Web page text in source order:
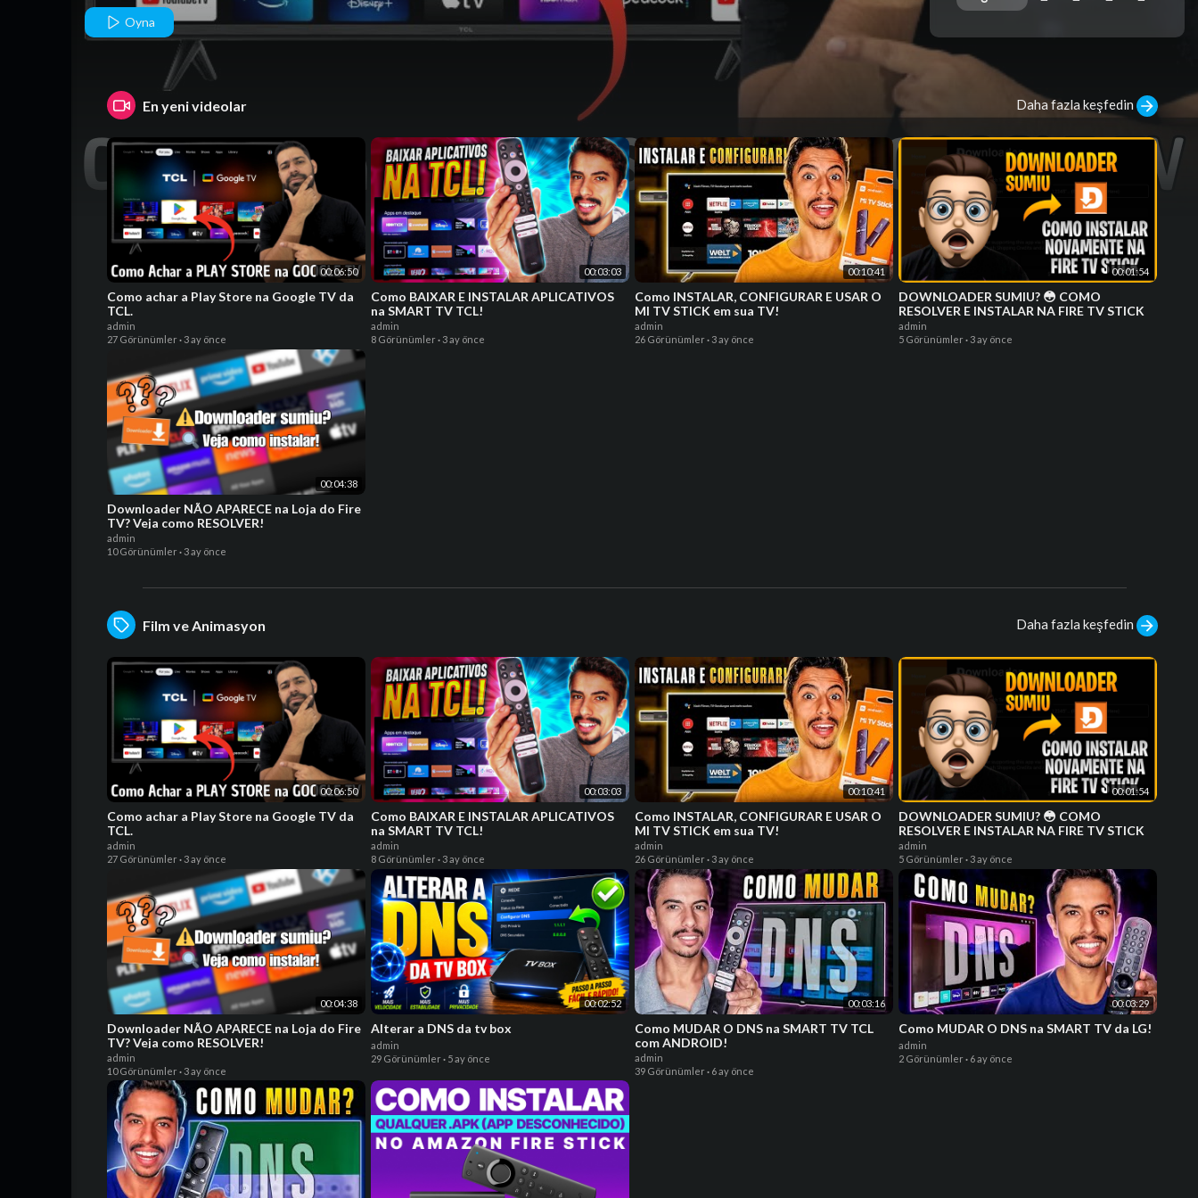
TCL.
Oyna
En yeni videolar Daha fazla keşfedin
00:06:50
Como achar a Play Store na Google TV da
TCL.
admin
27 Görünümler· 3 ay önce
00:03:03
Como BAIXAR E INSTALAR APLICATIVOS
na SMART TV TCL!
admin
8 Görünümler· 3 ay önce
00:10:41
Como INSTALAR, CONFIGURAR E USAR O
MI TV STICK em sua TV!
admin
26 Görünümler· 3 ay önce
00:01:54
DOWNLOADER SUMIU? 😳 COMO
RESOLVER E INSTALAR NA FIRE TV STICK
admin
5 Görünümler· 3 ay önce
00:04:38
Downloader NÃO APARECE na Loja do Fire
TV? Veja como RESOLVER!
admin
10 Görünümler· 3 ay önce
Film ve Animasyon Daha fazla keşfedin
00:06:50
Como achar a Play Store na Google TV da
TCL.
admin
27 Görünümler· 3 ay önce
00:03:03
Como BAIXAR E INSTALAR APLICATIVOS
na SMART TV TCL!
admin
8 Görünümler· 3 ay önce
00:10:41
Como INSTALAR, CONFIGURAR E USAR O
MI TV STICK em sua TV!
admin
26 Görünümler· 3 ay önce
00:01:54
DOWNLOADER SUMIU? 😳 COMO
RESOLVER E INSTALAR NA FIRE TV STICK
admin
5 Görünümler· 3 ay önce
00:04:38
Downloader NÃO APARECE na Loja do Fire
TV? Veja como RESOLVER!
admin
10 Görünümler· 3 ay önce
00:02:52
Alterar a DNS da tv box
admin
29 Görünümler· 5 ay önce
00:03:16
Como MUDAR O DNS na SMART TV TCL
com ANDROID!
admin
39 Görünümler· 6 ay önce
00:03:29
Como MUDAR O DNS na SMART TV da LG!
admin
2 Görünümler· 6 ay önce